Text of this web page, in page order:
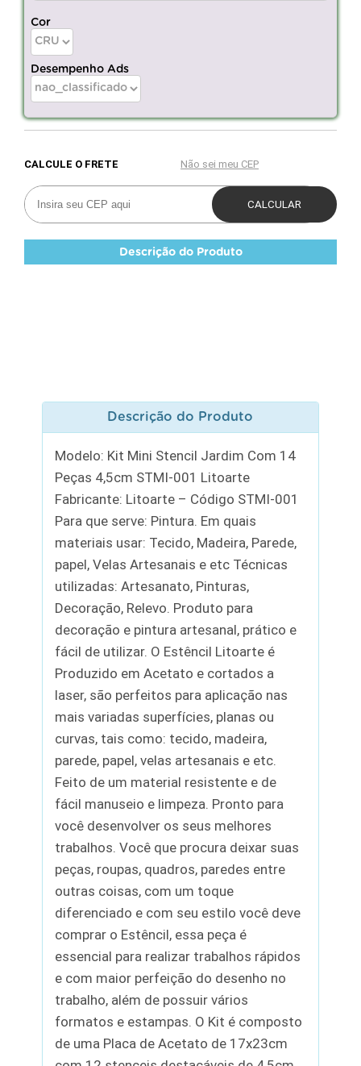
Cor
Desempenho Ads
Descrição do Produto
Descrição do Produto
Modelo: Kit Mini Stencil Jardim Com 14
Peças 4,5cm STMI-001 Litoarte
Fabricante: Litoarte – Código STMI-001
Para que serve: Pintura. Em quais
materiais usar: Tecido, Madeira, Parede,
papel, Velas Artesanais e etc Técnicas
utilizadas: Artesanato, Pinturas,
Decoração, Relevo. Produto para
decoração e pintura artesanal, prático e
fácil de utilizar. O Estêncil Litoarte é
Produzido em Acetato e cortados a
laser, são perfeitos para aplicação nas
mais variadas superfícies, planas ou
curvas, tais como: tecido, madeira,
parede, papel, velas artesanais e etc.
Feito de um material resistente e de
fácil manuseio e limpeza. Pronto para
você desenvolver os seus melhores
trabalhos. Você que procura deixar suas
peças, roupas, quadros, paredes entre
outras coisas, com um toque
diferenciado e com seu estilo você deve
comprar o Estêncil, essa peça é
essencial para realizar trabalhos rápidos
e com maior perfeição do desenho no
trabalho, além de possuir vários
formatos e estampas. O Kit é composto
de uma Placa de Acetato de 17x23cm